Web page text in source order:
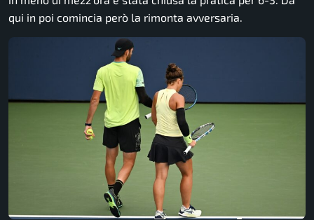
qui in poi comincia però la rimonta avversaria.